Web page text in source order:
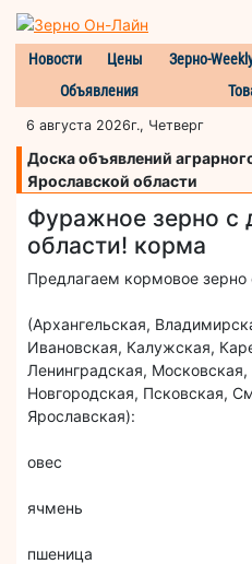
Новости Цены Зерно-
Объявления
6 августа 2026г., Четверг
Доска объявлений
Ярославской области
Фуражное зерно с
области! корма
Предлагаем кормовое зерно
(Архангельская,
Ивановская, Калужская,
Ленинградская,
Новгородская, Псковская,
Ярославская):
овес
ячмень
пшеница